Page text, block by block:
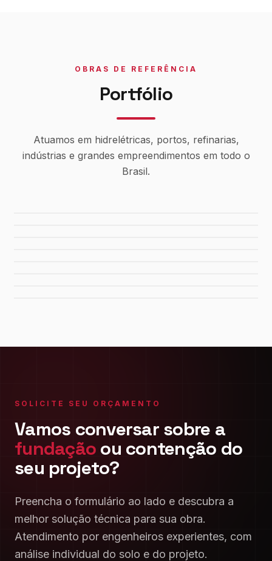
OBRAS DE REFERÊNCIA
Portfólio
Atuamos em hidrelétricas, portos, refinarias,
indústrias e grandes empreendimentos em todo o
Brasil.
SOLICITE SEU ORÇAMENTO
Vamos conversar sobre a
fundação ou contenção do
seu projeto?
Preencha o formulário ao lado e descubra a
melhor solução técnica para sua obra.
Atendimento por engenheiros experientes, com
análise individual do solo e do projeto.